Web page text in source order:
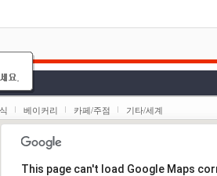
베이커리 카페/주점 기타/세계
This page can't load Google Maps